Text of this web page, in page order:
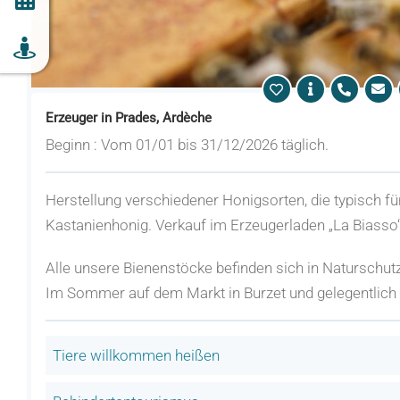
Erzeuger in Prades, Ardèche
Beginn : Vom 01/01 bis 31/12/2026 täglich.
Herstellung verschiedener Honigsorten, die typisch
Kastanienhonig. Verkauf im Erzeugerladen „La
Alle unsere Bienenstöcke befinden sich in
Im Sommer auf dem Markt in Burzet und
Tiere willkommen heißen